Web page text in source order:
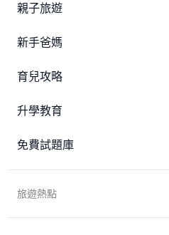
親子旅遊
新手爸媽
育兒攻略
升學教育
免費試題庫
旅遊熱點